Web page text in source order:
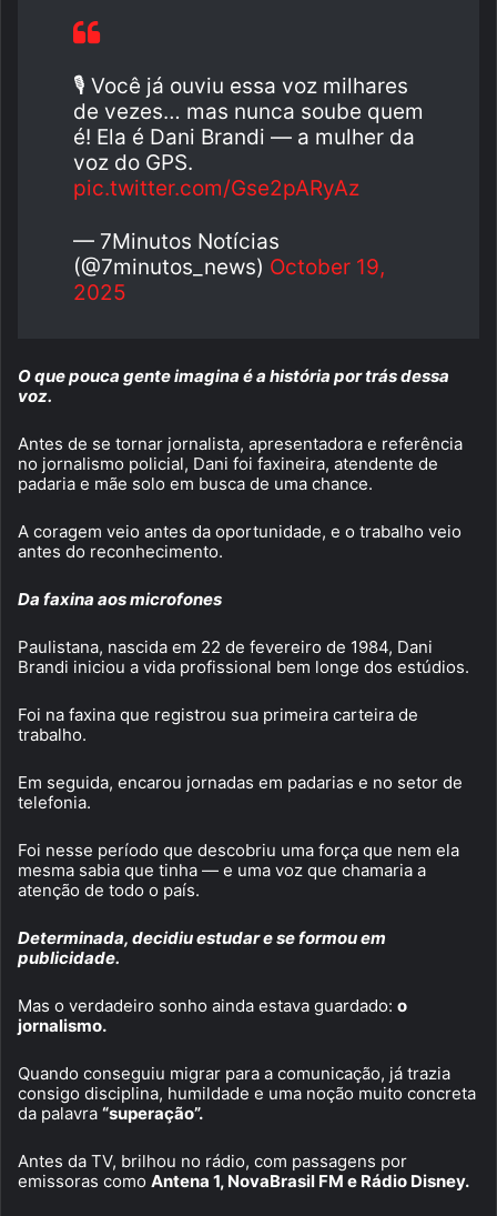
🎙 Você já ouviu essa voz milhares
de vezes… mas nunca soube quem
é! Ela é Dani Brandi — a mulher da
voz do GPS.
pic.twitter.com/Gse2pARyAz
— 7Minutos Notícias
(@7minutos_news) October 19,
2025
O que pouca gente imagina é a história por trás dessa
voz.
Antes de se tornar jornalista, apresentadora e referência
no jornalismo policial, Dani foi faxineira, atendente de
padaria e mãe solo em busca de uma chance.
A coragem veio antes da oportunidade, e o trabalho veio
antes do reconhecimento.
Da faxina aos microfones
Paulistana, nascida em 22 de fevereiro de 1984, Dani
Brandi iniciou a vida profissional bem longe dos estúdios.
Foi na faxina que registrou sua primeira carteira de
trabalho.
Em seguida, encarou jornadas em padarias e no setor de
telefonia.
Foi nesse período que descobriu uma força que nem ela
mesma sabia que tinha — e uma voz que chamaria a
atenção de todo o país.
Determinada, decidiu estudar e se formou em
publicidade.
Mas o verdadeiro sonho ainda estava guardado: o
jornalismo.
Quando conseguiu migrar para a comunicação, já trazia
consigo disciplina, humildade e uma noção muito concreta
da palavra “superação”.
Antes da TV, brilhou no rádio, com passagens por
emissoras como Antena 1, NovaBrasil FM e Rádio Disney.